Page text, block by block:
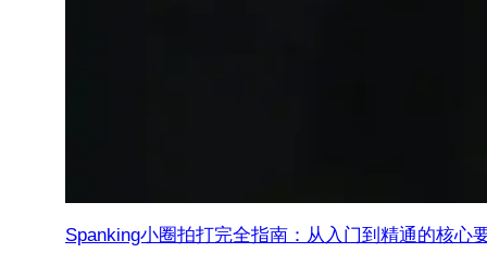
Spanking小圈拍打完全指南：从入门到精通的核心